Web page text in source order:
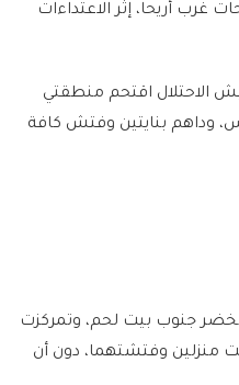
أريحا، إثر الاعتداءات
الاحتلال اقتحم منطقتي
وداهم بنايتين وفتش كافة
جنوب بيت لحم، وتمركزت
منزلين وفتشتهما، دون أن